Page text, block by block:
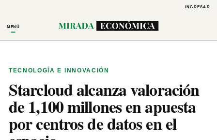
INGRESAR
MENÚ
TECNOLOGÍA E INNOVACIÓN
Starcloud alcanza valoración
de 1,100 millones en apuesta
por centros de datos en el